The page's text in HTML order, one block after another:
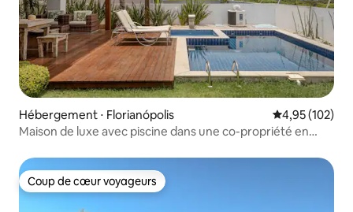
Hébergement ⋅ Florianópolis Évaluation
4,95 (102)
Maison de luxe avec piscine dans une co-propriété en
Coup de cœur voyageurs
Coup de cœur voyageurs